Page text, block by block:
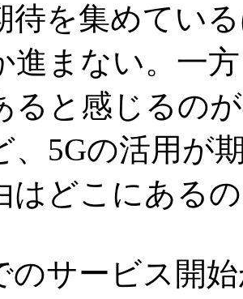
待を集めてい
進まない。一
ると感じるの
、5Gの活用が
はどこにある
サービス開始